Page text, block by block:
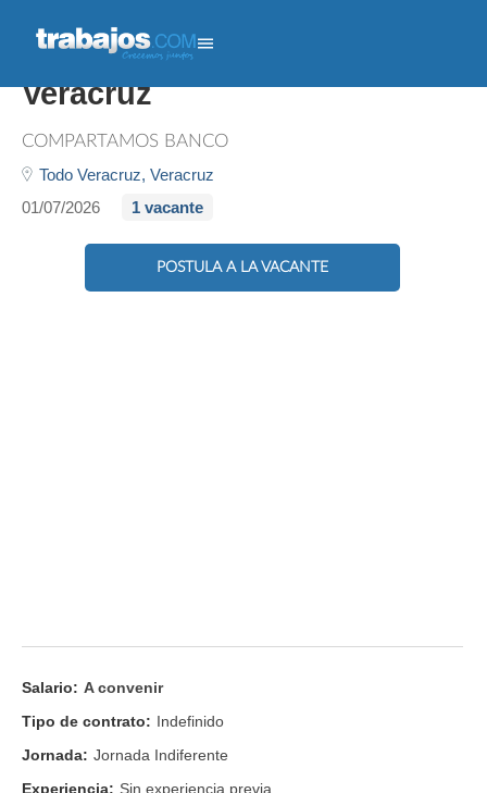
Gestor De Cobranza -
Veracruz
COMPARTAMOS BANCO
Todo Veracruz, Veracruz
01/07/2026
1 vacante
POSTULA A LA VACANTE
Salario: A convenir
Tipo de contrato: Indefinido
Jornada: Jornada Indiferente
Experiencia: Sin experiencia previa